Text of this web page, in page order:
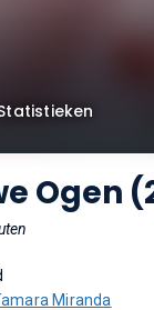
Ogen
Miranda